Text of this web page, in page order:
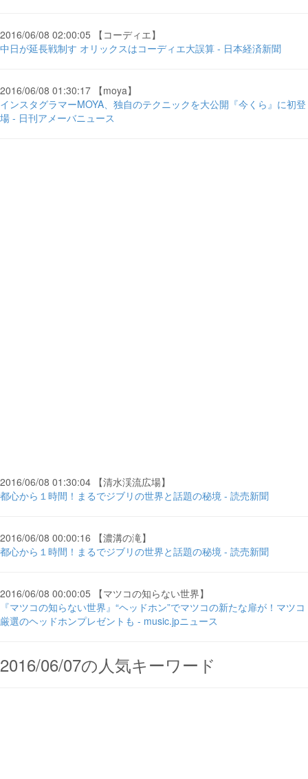
2016/06/08 02:00:05 【コーディエ】
中日が延長戦制す オリックスはコーディエ大誤算 - 日本経済新聞
2016/06/08 01:30:17 【moya】
インスタグラマーMOYA、独自のテクニックを大公開『今くら』に初登
場 - 日刊アメーバニュース
2016/06/08 01:30:04 【清水渓流広場】
都心から１時間！まるでジブリの世界と話題の秘境 - 読売新聞
2016/06/08 00:00:16 【濃溝の滝】
都心から１時間！まるでジブリの世界と話題の秘境 - 読売新聞
2016/06/08 00:00:05 【マツコの知らない世界】
『マツコの知らない世界』“ヘッドホン”でマツコの新たな扉が！マツコ
厳選のヘッドホンプレゼントも - music.jpニュース
2016/06/07の人気キーワード